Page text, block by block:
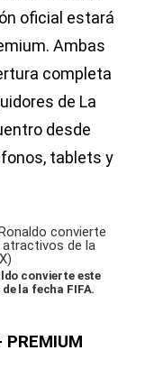
oficial estará
Ambas
completa
de La
desde
tablets y
convierte este
la fecha FIFA.
PREMIUM